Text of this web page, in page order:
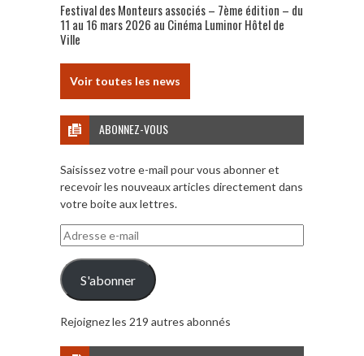
Festival des Monteurs associés – 7ème édition – du
11 au 16 mars 2026 au Cinéma Luminor Hôtel de
Ville
Voir toutes les news
ABONNEZ-VOUS
Saisissez votre e-mail pour vous abonner et
recevoir les nouveaux articles directement dans
votre boite aux lettres.
Adresse
e-
mail
S'abonner
Rejoignez les 219 autres abonnés